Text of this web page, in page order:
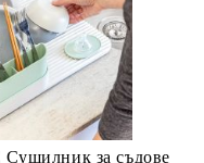
за съдове